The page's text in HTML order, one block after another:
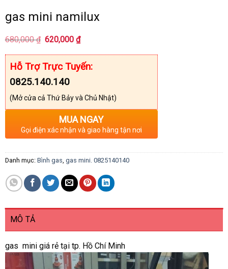
gas mini namilux
680,000₫ Giá
là:
680,000 ₫.
620,000₫Giá
hiện
tại
là:
620,000 ₫.
Hỗ Trợ Trực Tuyến:
0825.140.140
(Mở cửa cả Thứ Bảy và Chủ Nhật)
MUA NGAY
Gọi điện xác nhận và giao hàng tận nơi
Danh mục: Bình gas gas mini. 0825140140
MÔ TẢ
gas mini giá rẻ tại tp. Hồ Chí Minh